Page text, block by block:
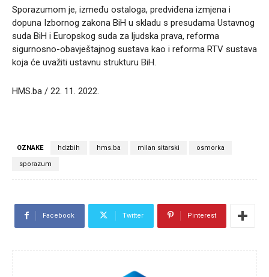
Sporazumom je, između ostaloga, predviđena izmjena i
dopuna Izbornog zakona BiH u skladu s presudama Ustavnog
suda BiH i Europskog suda za ljudska prava, reforma
sigurnosno-obavještajnog sustava kao i reforma RTV sustava
koja će uvažiti ustavnu strukturu BiH.
HMS.ba / 22. 11. 2022.
OZNAKE hdzbih hms.ba milan sitarski osmorka
sporazum
Facebook Twitter Pinterest